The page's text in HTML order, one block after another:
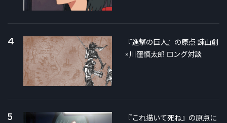
4
『進撃の巨人』の原点 諫山創
×川窪慎太郎 ロング対談
5
『これ描いて死ね』の原点に